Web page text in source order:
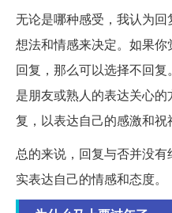
无论是哪种感受，我认为
想法和情感来决定。如果
回复，那么可以选择不回
是朋友或熟人的表达关心
复，以表达自己的感激和祝
总的来说，回复与否并没
实表达自己的情感和态度。